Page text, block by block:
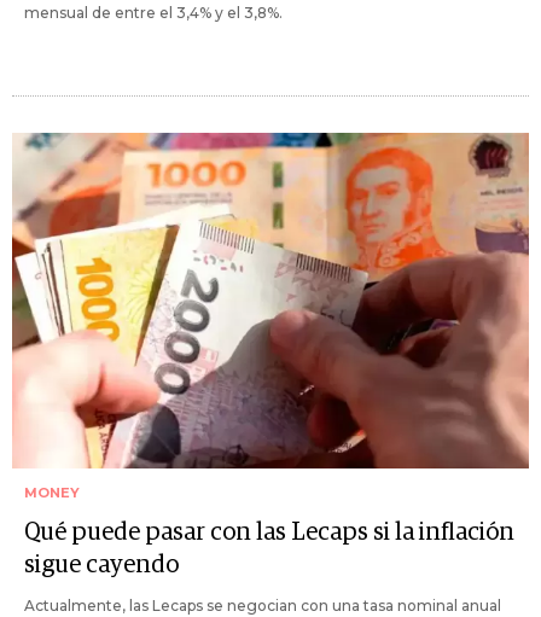
mensual de entre el 3,4% y el 3,8%.
MONEY
Qué puede pasar con las Lecaps si la inflación
sigue cayendo
Actualmente, las Lecaps se negocian con una tasa nominal anual